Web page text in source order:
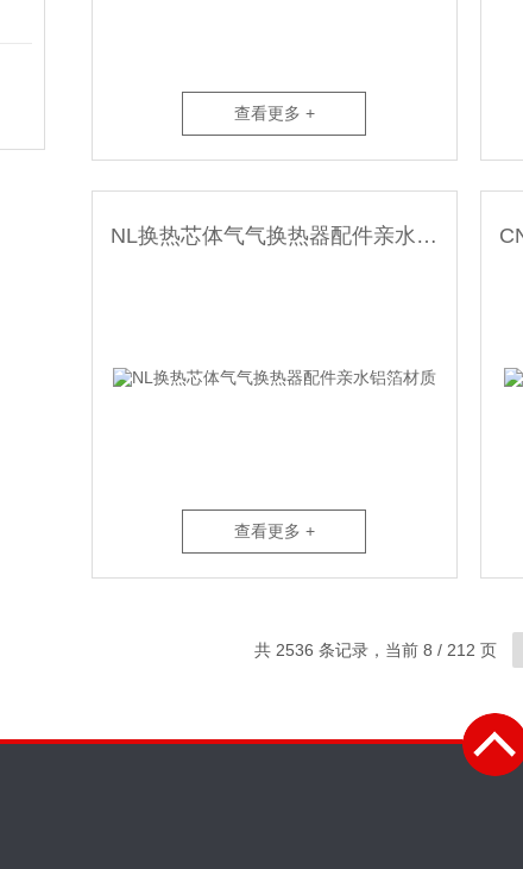
查看更多 +
NL换热芯体气气换热器配件亲水铝箔材质
查看更多 +
共 2536 条记录，当前 8 / 212 页